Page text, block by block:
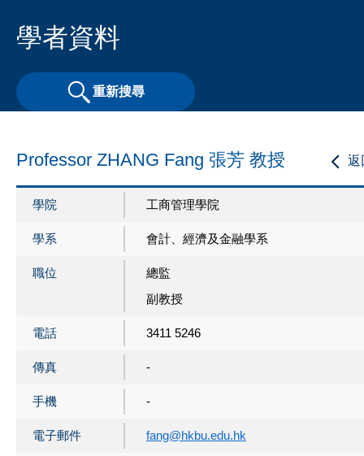
學者資料
重新搜尋
返
Professor ZHANG Fang 張芳 教授
學院 工商管理學院
學系 會計、經濟及金融學系
職位
總監
副教授
電話 3411 5246
傳真 -
手機 -
電子郵件 fang@hkbu.edu.hk